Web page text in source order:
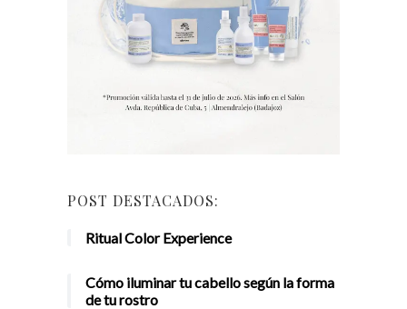
POST DESTACADOS:
Ritual Color Experience
Cómo iluminar tu cabello según la forma
de tu rostro